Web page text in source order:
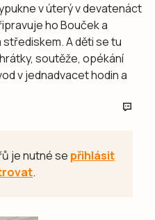
v úterý v devatenáct
ho Bouček a
A děti se tu
soutěže, opékání
v jednadvacet hodin a
je nutné se přihlásit
.